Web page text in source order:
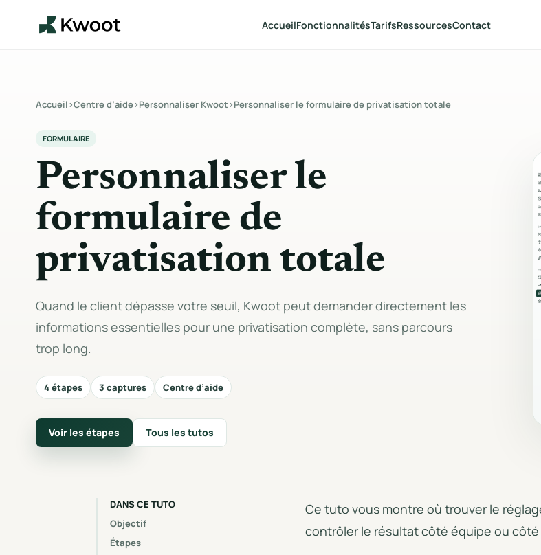
AccueilFonctionnalités
Wizard de devis
Formulaire public multi-étapes
Extras & services
DJ, décoration, matériel et
Tarification dynamique
groupe et règles de calcul.
TarifsRessourcesContact
Accueil›Centre d’aide›Personnaliser Kwoot›Personnaliser le formulaire de privatisation totale
FORMULAIRE
Personnaliser le
formulaire de
privatisation totale
Quand le client dépasse votre seuil, Kwoot peut demander directement les
informations essentielles pour une privatisation complète, sans parcours
trop long.
4 étapes 3 captures Centre d’aide
Voir les étapes Tous les tutos
DANS CE TUTO
Objectif
Étapes
Ce tuto vous montre où trouver le
contrôler le résultat côté équipe ou